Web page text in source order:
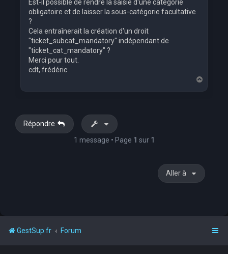
Est-il possible de rendre la saisie d'une catégorie
obligatoire et de laisser la sous-catégorie facultative
?
Cela entraînerait la création d'un droit
"ticket_subcat_mandatory" indépendant de
"ticket_cat_mandatory" ?
Merci pour tout.
cdt, frédéric
a
Répondre
1 message • Page 1 sur 1
Aller à
GestSup.fr Forum